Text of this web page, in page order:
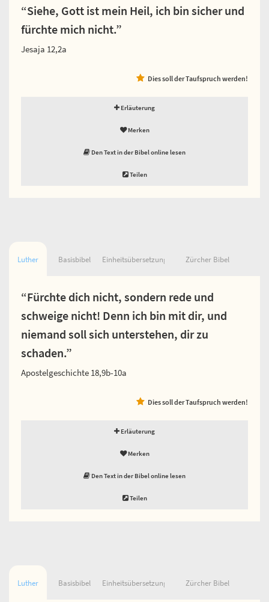
“Siehe, Gott ist mein Heil, ich bin sicher und
fürchte mich nicht.”
Jesaja 12,2a
Dies soll der Taufspruch werden!
Erläuterung
Merken
Den Text in der Bibel online lesen
Teilen
Luther Basisbibel Einheitsübersetzung Zürcher Bibel
“Fürchte dich nicht, sondern rede und
schweige nicht! Denn ich bin mit dir, und
niemand soll sich unterstehen, dir zu
schaden.”
Apostelgeschichte 18,9b-10a
Dies soll der Taufspruch werden!
Erläuterung
Merken
Den Text in der Bibel online lesen
Teilen
Luther Basisbibel Einheitsübersetzung Zürcher Bibel